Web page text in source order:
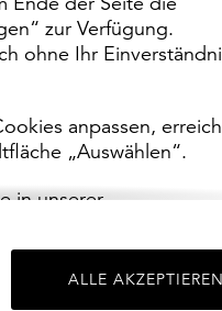
zur Verfügung.
ohne Ihr
anpassen,
„Auswählen“.
in unserer
ALLE AKZEPTIEREN
MUSEUMSPORTAL